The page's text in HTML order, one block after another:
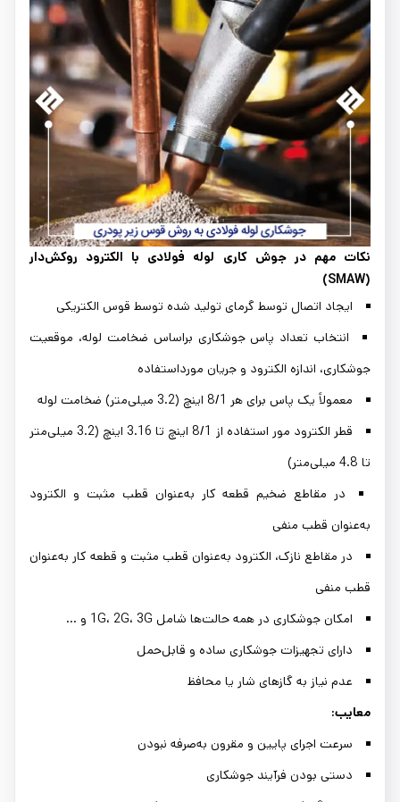
نکات مهم در جوش کاری لوله فولادی با الکترود روکش‌دار
(SMAW)
ایجاد اتصال توسط گرمای تولید شده توسط قوس الکتریکی
انتخاب تعداد پاس جوشکاری براساس ضخامت لوله، موقعیت
جوشکاری، اندازه الکترود و جریان مورداستفاده
معمولاً یک پاس برای هر 8/1 اینچ (3.2 میلی‌متر) ضخامت لوله
قطر الکترود مور استفاده از 8/1 اینچ تا 3.16 اینچ (3.2 میلی‌متر
تا 4.8 میلی‌متر)
در مقاطع ضخیم قطعه کار به‌عنوان قطب مثبت و الکترود
به‌عنوان قطب منفی
در مقاطع نازک، الکترود به‌عنوان قطب مثبت و قطعه کار به‌عنوان
قطب منفی
امکان جوشکاری در همه حالت‌ها شامل 1G، 2G، 3G و ...
دارای تجهیزات جوشکاری ساده و قابل‌حمل
عدم نیاز به گازهای شار یا محافظ
معایب:
سرعت اجرای پایین و مقرون به‌صرفه نبودن
دستی بودن فرآیند جوشکاری